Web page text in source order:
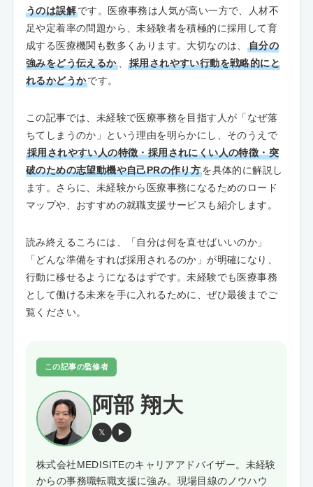
うのは誤解です。医療事務は人気が高い一方で、人材不
足や定着率の問題から、未経験者を積極的に採用して育
成する医療機関も数多くあります。大切なのは、
自分の
強みをどう伝えるか、
採用されやすい行動を戦略的にと
れるかどうかです。
この記事では、未経験で医療事務を目指す人が「なぜ落
ちてしまうのか」という理由を明らかにし、そのうえで
採用されやすい人の特徴・採用されにくい人の特徴・突
破のための志望動機や自己PRの作り方を具体的に解説し
ます。さらに、未経験から医療事務になるためのロード
マップや、おすすめの就職支援サービスも紹介します。
読み終えるころには、「自分は何を直せばいいのか」
「どんな準備をすれば採用されるのか」が明確になり、
行動に移せるようになるはずです。未経験でも医療事務
として働ける未来を手に入れるために、ぜひ最後までご
覧ください。
この記事の監修者
阿部 翔大
𝕏 ▶
株式会社MEDISITEのキャリアアドバイザー。未経験
からの事務職転職支援に強み。現場目線のノウハウ